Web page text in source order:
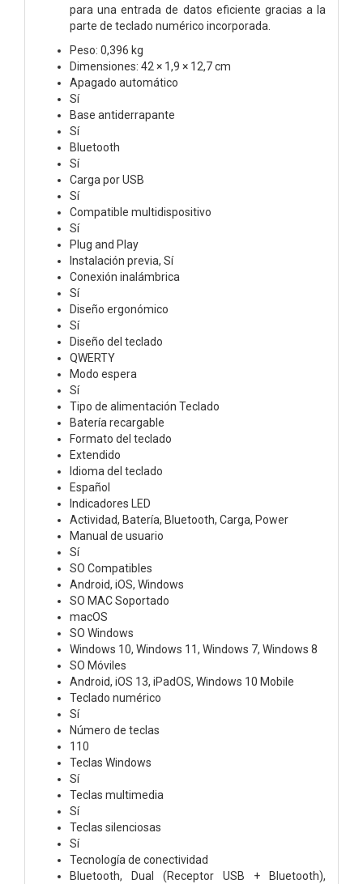
para una entrada de datos eficiente gracias a la
parte de teclado numérico incorporada.
Peso: 0,396 kg
Dimensiones: 42 × 1,9 × 12,7 cm
Apagado automático
Sí
Base antiderrapante
Sí
Bluetooth
Sí
Carga por USB
Sí
Compatible multidispositivo
Sí
Plug and Play
Instalación previa, Sí
Conexión inalámbrica
Sí
Diseño ergonómico
Sí
Diseño del teclado
QWERTY
Modo espera
Sí
Tipo de alimentación Teclado
Batería recargable
Formato del teclado
Extendido
Idioma del teclado
Español
Indicadores LED
Actividad, Batería, Bluetooth, Carga, Power
Manual de usuario
Sí
SO Compatibles
Android, iOS, Windows
SO MAC Soportado
macOS
SO Windows
Windows 10, Windows 11, Windows 7, Windows 8
SO Móviles
Android, iOS 13, iPadOS, Windows 10 Mobile
Teclado numérico
Sí
Número de teclas
110
Teclas Windows
Sí
Teclas multimedia
Sí
Teclas silenciosas
Sí
Tecnología de conectividad
Bluetooth, Dual (Receptor USB + Bluetooth),